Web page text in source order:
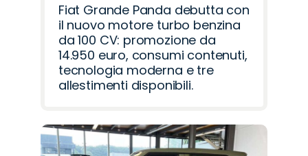
Fiat Grande Panda debutta con
il nuovo motore turbo benzina
da 100 CV: promozione da
14.950 euro, consumi contenuti,
tecnologia moderna e tre
allestimenti disponibili.